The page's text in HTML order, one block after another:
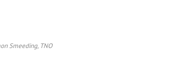
Smeeding, TNO